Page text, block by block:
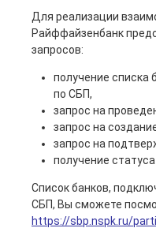
Для реализации
Райффайзенбанк
запросов:
получение
по СБП,
запрос на
запрос на
запрос на
получение
Список банков,
СБП, Вы сможете
https://sbp.nspk.ru/